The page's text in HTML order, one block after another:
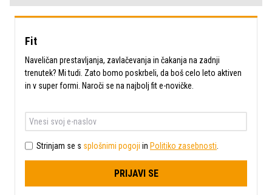
Fit
Naveličan prestavljanja, zavlačevanja in čakanja na zadnji
trenutek? Mi tudi. Zato bomo poskrbeli, da boš celo leto aktiven
in v super formi. Naroči se na najbolj fit e-novičke.
Strinjam se s splošnimi pogoji in Politiko zasebnosti
PRIJAVI SE